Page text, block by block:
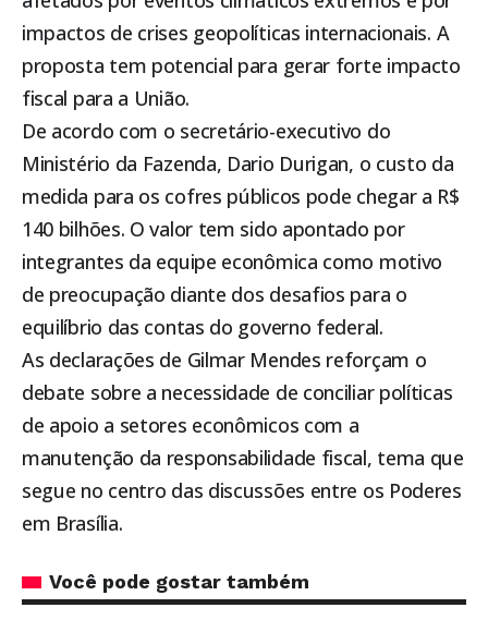
impactos de crises geopolíticas internacionais. A
proposta tem potencial para gerar forte impacto
fiscal para a União.
De acordo com o secretário-executivo do
Ministério da Fazenda, Dario Durigan, o custo da
medida para os cofres públicos pode chegar a R$
140 bilhões. O valor tem sido apontado por
integrantes da equipe econômica como motivo
de preocupação diante dos desafios para o
equilíbrio das contas do governo federal.
As declarações de Gilmar Mendes reforçam o
debate sobre a necessidade de conciliar políticas
de apoio a setores econômicos com a
manutenção da responsabilidade fiscal, tema que
segue no centro das discussões entre os Poderes
em Brasília.
Você pode gostar também